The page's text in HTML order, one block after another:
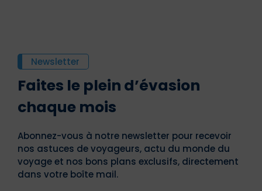
Newsletter
Faites le plein d’évasion
chaque mois
Abonnez-vous à notre newsletter pour recevoir
nos astuces de voyageurs, actu du monde du
voyage et nos bons plans exclusifs, directement
dans votre boîte mail.